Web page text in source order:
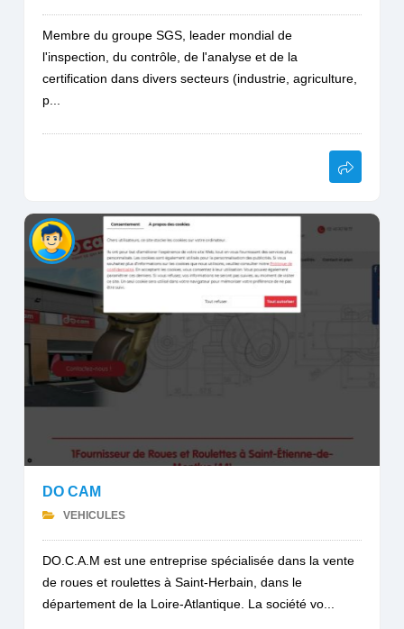
Membre du groupe SGS, leader mondial de
l'inspection, du contrôle, de l'analyse et de la
certification dans divers secteurs (industrie, agriculture,
p...
DO CAM
VEHICULES
DO.C.A.M est une entreprise spécialisée dans la vente
de roues et roulettes à Saint-Herbain, dans le
département de la Loire-Atlantique. La société vo...